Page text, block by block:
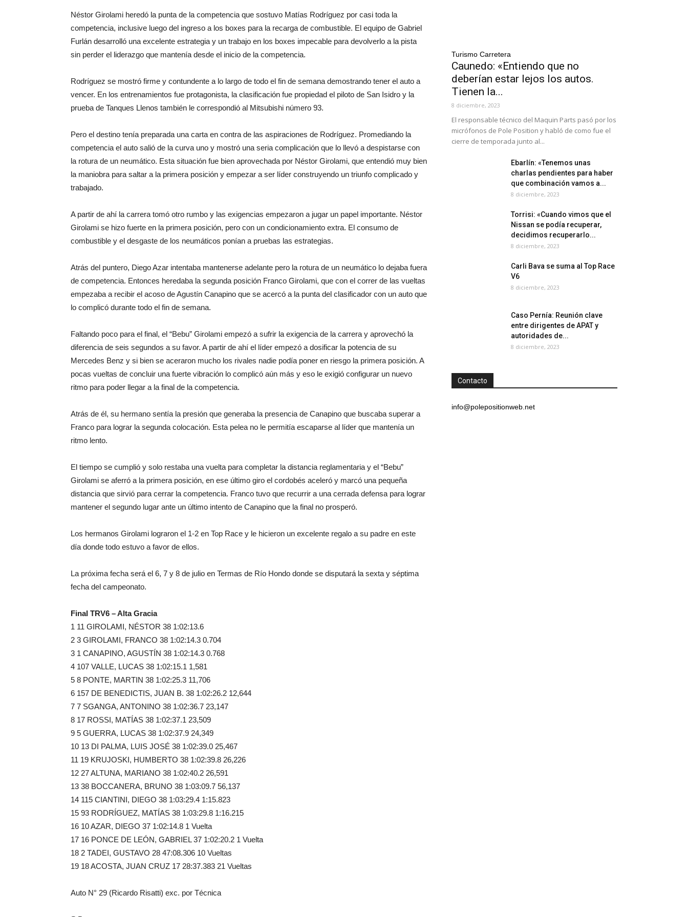
Néstor Girolami heredó la punta de la competencia que sostuvo Matías Rodríguez por casi toda la
competencia, inclusive luego del ingreso a los boxes para la recarga de combustible. El equipo de Gabriel
Furlán desarrolló una excelente estrategia y un trabajo en los boxes impecable para devolverlo a la pista
sin perder el liderazgo que mantenía desde el inicio de la competencia.
Rodríguez se mostró firme y contundente a lo largo de todo el fin de semana demostrando tener el auto a
vencer. En los entrenamientos fue protagonista, la clasificación fue propiedad el piloto de San Isidro y la
prueba de Tanques Llenos también le correspondió al Mitsubishi número 93.
Pero el destino tenía preparada una carta en contra de las aspiraciones de Rodríguez. Promediando la
competencia el auto salió de la curva uno y mostró una seria complicación que lo llevó a despistarse con
la rotura de un neumático. Esta situación fue bien aprovechada por Néstor Girolami, que entendió muy bien
la maniobra para saltar a la primera posición y empezar a ser líder construyendo un triunfo complicado y
trabajado.
A partir de ahí la carrera tomó otro rumbo y las exigencias empezaron a jugar un papel importante. Néstor
Girolami se hizo fuerte en la primera posición, pero con un condicionamiento extra. El consumo de
combustible y el desgaste de los neumáticos ponían a pruebas las estrategias.
Atrás del puntero, Diego Azar intentaba mantenerse adelante pero la rotura de un neumático lo dejaba fuera
de competencia. Entonces heredaba la segunda posición Franco Girolami, que con el correr de las vueltas
empezaba a recibir el acoso de Agustín Canapino que se acercó a la punta del clasificador con un auto que
lo complicó durante todo el fin de semana.
Faltando poco para el final, el “Bebu” Girolami empezó a sufrir la exigencia de la carrera y aprovechó la
diferencia de seis segundos a su favor. A partir de ahí el líder empezó a dosificar la potencia de su
Mercedes Benz y si bien se aceraron mucho los rivales nadie podía poner en riesgo la primera posición. A
pocas vueltas de concluir una fuerte vibración lo complicó aún más y eso le exigió configurar un nuevo
ritmo para poder llegar a la final de la competencia.
Atrás de él, su hermano sentía la presión que generaba la presencia de Canapino que buscaba superar a
Franco para lograr la segunda colocación. Esta pelea no le permitía escaparse al líder que mantenía un
ritmo lento.
El tiempo se cumplió y solo restaba una vuelta para completar la distancia reglamentaria y el “Bebu”
Girolami se aferró a la primera posición, en ese último giro el cordobés aceleró y marcó una pequeña
distancia que sirvió para cerrar la competencia. Franco tuvo que recurrir a una cerrada defensa para lograr
mantener el segundo lugar ante un último intento de Canapino que la final no prosperó.
Los hermanos Girolami lograron el 1-2 en Top Race y le hicieron un excelente regalo a su padre en este
día donde todo estuvo a favor de ellos.
La próxima fecha será el 6, 7 y 8 de julio en Termas de Río Hondo donde se disputará la sexta y séptima
fecha del campeonato.
Final TRV6 – Alta Gracia
1 11 GIROLAMI, NÉSTOR 38 1:02:13.6
2 3 GIROLAMI, FRANCO 38 1:02:14.3 0.704
3 1 CANAPINO, AGUSTÍN 38 1:02:14.3 0.768
4 107 VALLE, LUCAS 38 1:02:15.1 1,581
5 8 PONTE, MARTIN 38 1:02:25.3 11,706
6 157 DE BENEDICTIS, JUAN B. 38 1:02:26.2 12,644
7 7 SGANGA, ANTONINO 38 1:02:36.7 23,147
8 17 ROSSI, MATÍAS 38 1:02:37.1 23,509
9 5 GUERRA, LUCAS 38 1:02:37.9 24,349
10 13 DI PALMA, LUIS JOSÉ 38 1:02:39.0 25,467
11 19 KRUJOSKI, HUMBERTO 38 1:02:39.8 26,226
12 27 ALTUNA, MARIANO 38 1:02:40.2 26,591
13 38 BOCCANERA, BRUNO 38 1:03:09.7 56,137
14 115 CIANTINI, DIEGO 38 1:03:29.4 1:15.823
15 93 RODRÍGUEZ, MATÍAS 38 1:03:29.8 1:16.215
16 10 AZAR, DIEGO 37 1:02:14.8 1 Vuelta
17 16 PONCE DE LEÓN, GABRIEL 37 1:02:20.2 1 Vuelta
18 2 TADEI, GUSTAVO 28 47:08.306 10 Vueltas
19 18 ACOSTA, JUAN CRUZ 17 28:37.383 21 Vueltas
Auto N° 29 (Ricardo Risatti) exc. por Técnica
Turismo Carretera
Caunedo: «Entiendo que no
deberían estar lejos los autos.
Tienen la...
8 diciembre, 2023
El responsable técnico del Maquin Parts pasó por los
micrófonos de Pole Position y habló de como fue el
cierre de temporada junto al...
Ebarlín: «Tenemos unas
charlas pendientes para haber
que combinación vamos a...
8 diciembre, 2023
Torrisi: «Cuando vimos que el
Nissan se podía recuperar,
decidimos recuperarlo...
8 diciembre, 2023
Carli Bava se suma al Top Race
V6
8 diciembre, 2023
Caso Pernía: Reunión clave
entre dirigentes de APAT y
autoridades de...
8 diciembre, 2023
Contacto
info@polepositionweb.net